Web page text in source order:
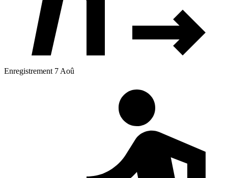
Enregistrement 7 Aoû